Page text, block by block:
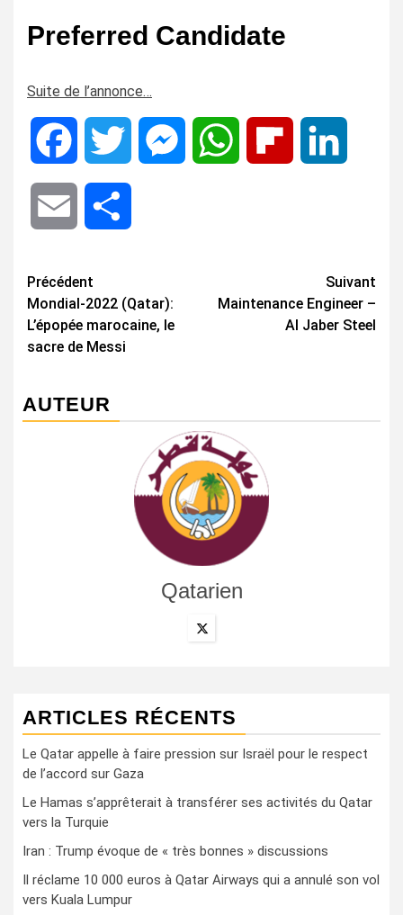
Preferred Candidate
Suite de l’annonce…
Facebook Twitter MessengerWhatsApp Flipboard
Email
Navigation
d’article
Précédent
Mondial-2022 (Qatar):
L’épopée marocaine, le
sacre de Messi
Suivant
Maintenance Engineer –
Al Jaber Steel
AUTEUR
Qatarien
ARTICLES RÉCENTS
Le Qatar appelle à faire pression sur Israël pour le respect
de l’accord sur Gaza
Le Hamas s’apprêterait à transférer ses activités du Qatar
vers la Turquie
Iran : Trump évoque de « très bonnes » discussions
Il réclame 10 000 euros à Qatar Airways qui a annulé son vol
vers Kuala Lumpur